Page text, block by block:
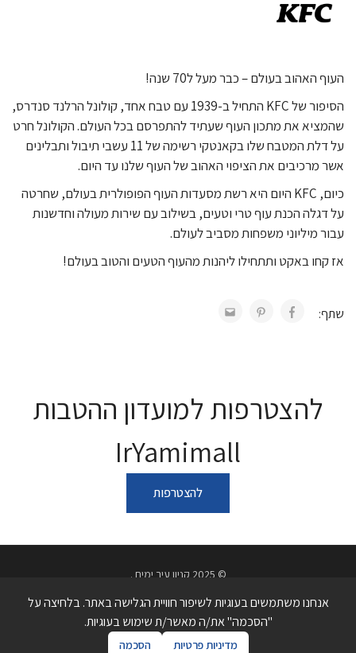
העוף האהוב בעולם – כבר מעל ל70 שנה!
הסיפור של KFC התחיל ב-1939 עם טבח אחד, קולונל הרלנד סנדרס,
שהמציא את מתכון העוף שעתיד להתפרסם בכל העולם. הקולונל חרט
על דלת המטבח שלו בקאנטקי רשימה של 11 עשבי תיבול ותבלינים
אשר מרכיבים את הציפוי האהוב של העוף שלנו עד היום.
כיום, KFC היום היא רשת מסעדות העוף הפופולרית בעולם, שחרטה
על דגלה הכנת עוף טרי וטעים, בשילוב עם שירות מעולה וחדשנות
עבור מיליוני משפחות מסביב לעולם.
אז קחו באקט ותתחילו ליהנות מהעוף הטעים והטוב בעולם!
שתף:
להצטרפות למועדון ההטבות
IrYamimall
להצטרפות
© 2025 קניון עיר ימים .
מדיניות פרטיות
תנאי שימוש באתר
הצהרת נגישות
כתובת בני ברמן 2, פולג, נתניה | טלפון 09-7738740
אנחנו משתמשים בעוגיות לשיפור חוויית הגלישה באתר. בלחיצה על
"הסכמה" את/ה מאשר/ת שימוש בעוגיות.
מדיניות פרטיות הסכמה